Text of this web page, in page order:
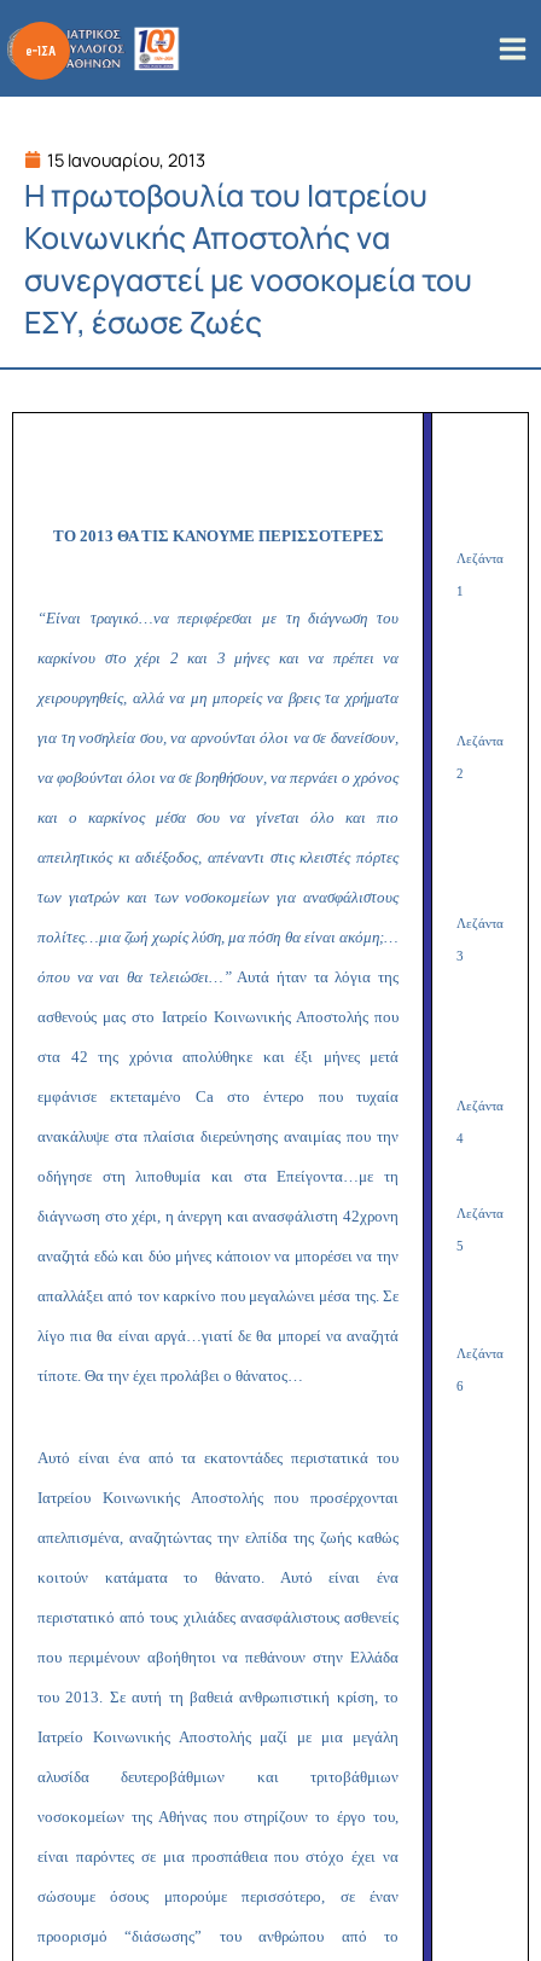
στο
περιεχόμενο
15 Ιανουαρίου, 2013
Η πρωτοβουλία του Ιατρείου
Κοινωνικής Αποστολής να
συνεργαστεί με νοσοκομεία του
ΕΣΥ, έσωσε ζωές
ΤΟ 2013 ΘΑ ΤΙΣ ΚΑΝΟΥΜΕ ΠΕΡΙΣΣΟΤΕΡΕΣ
“Είναι τραγικό…να περιφέρεσαι με τη διάγνωση του
καρκίνου στο χέρι 2 και 3 μήνες και να πρέπει να
χειρουργηθείς, αλλά να μη μπορείς να βρεις τα χρήματα
για τη νοσηλεία σου, να αρνούνται όλοι να σε δανείσουν,
να φοβούνται όλοι να σε βοηθήσουν, να περνάει ο χρόνος
και ο καρκίνος μέσα σου να γίνεται όλο και πιο
απειλητικός κι αδιέξοδος, απέναντι στις κλειστές πόρτες
των γιατρών και των νοσοκομείων για ανασφάλιστους
πολίτες…μια ζωή χωρίς λύση, μα πόση θα είναι ακόμη;…
όπου να ναι θα τελειώσει…”Αυτά ήταν τα λόγια της
ασθενούς μας στο Ιατρείο Κοινωνικής Αποστολής που
στα 42 της χρόνια απολύθηκε και έξι μήνες μετά
εμφάνισε εκτεταμένο Ca στο έντερο που τυχαία
ανακάλυψε στα πλαίσια διερεύνησης αναιμίας που την
οδήγησε στη λιποθυμία και στα Επείγοντα…με τη
διάγνωση στο χέρι, η άνεργη και ανασφάλιστη 42χρονη
αναζητά εδώ και δύο μήνες κάποιον να μπορέσει να την
απαλλάξει από τον καρκίνο που μεγαλώνει μέσα της. Σε
λίγο πια θα είναι αργά…γιατί δε θα μπορεί να αναζητά
τίποτε. Θα την έχει προλάβει ο θάνατος…
Αυτό είναι ένα από τα εκατοντάδες περιστατικά του
Ιατρείου Κοινωνικής Αποστολής που προσέρχονται
απελπισμένα, αναζητώντας την ελπίδα της ζωής καθώς
κοιτούν κατάματα το θάνατο. Αυτό είναι ένα
περιστατικό από τους χιλιάδες ανασφάλιστους ασθενείς
που περιμένουν αβοήθητοι να πεθάνουν στην Ελλάδα
του 2013. Σε αυτή τη βαθειά ανθρωπιστική κρίση, το
Ιατρείο Κοινωνικής Αποστολής μαζί με μια μεγάλη
αλυσίδα δευτεροβάθμιων και τριτοβάθμιων
νοσοκομείων της Αθήνας που στηρίζουν το έργο του,
είναι παρόντες σε μια προσπάθεια που στόχο έχει να
σώσουμε όσους μπορούμε περισσότερο, σε έναν
προορισμό “διάσωσης” του ανθρώπου από το
Λεζάντα
1
Λεζάντα
2
Λεζάντα
3
Λεζάντα
4
Λεζάντα
5
Λεζάντα
6